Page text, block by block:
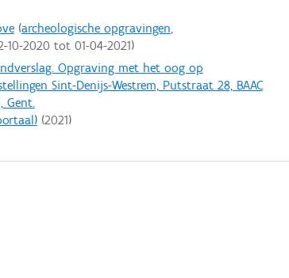
archeologische opgravingen
10-2020 tot 01-04-2021
Opgraving met het oog op
Sint-Denijs-Westrem, Putstraat 28, BAAC
Gent.
(2021)